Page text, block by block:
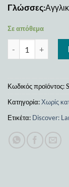
Γλώσσες:
Σε απόθεμα
Discover: Lands
Κωδικός προϊόντος:
Κατηγορία:Χωρίς
Ετικέτα: Discover: